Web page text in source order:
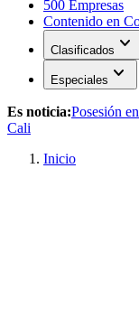
500 Empresas
Contenido en
Clasificados expand_more
Especiales expand_more
Es noticia:Posesión
Cali
Inicio